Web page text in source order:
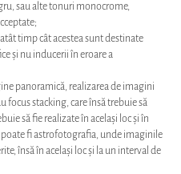
sau alte tonuri monocrome,
timp cât acestea sunt destinate
și nu inducerii în eroare a
panoramică, realizarea de imagini
focus stacking, care însă trebuie să
să fie realizate în același loc și în
poate fi astrofotografia, unde imaginile
însă în același loc și la un interval de